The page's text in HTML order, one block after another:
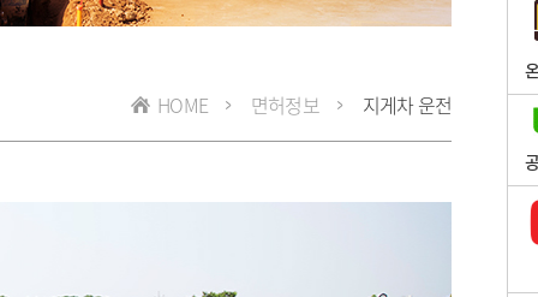
HOME 면허정보 지게차 운전